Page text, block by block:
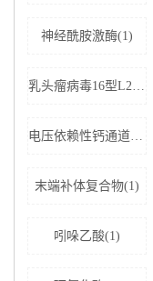
神经酰胺激酶(1)
乳头瘤病毒16型L2蛋白(1)
电压依赖性钙通道亚基α-2D1(1)
末端补体复合物(1)
吲哚乙酸(1)